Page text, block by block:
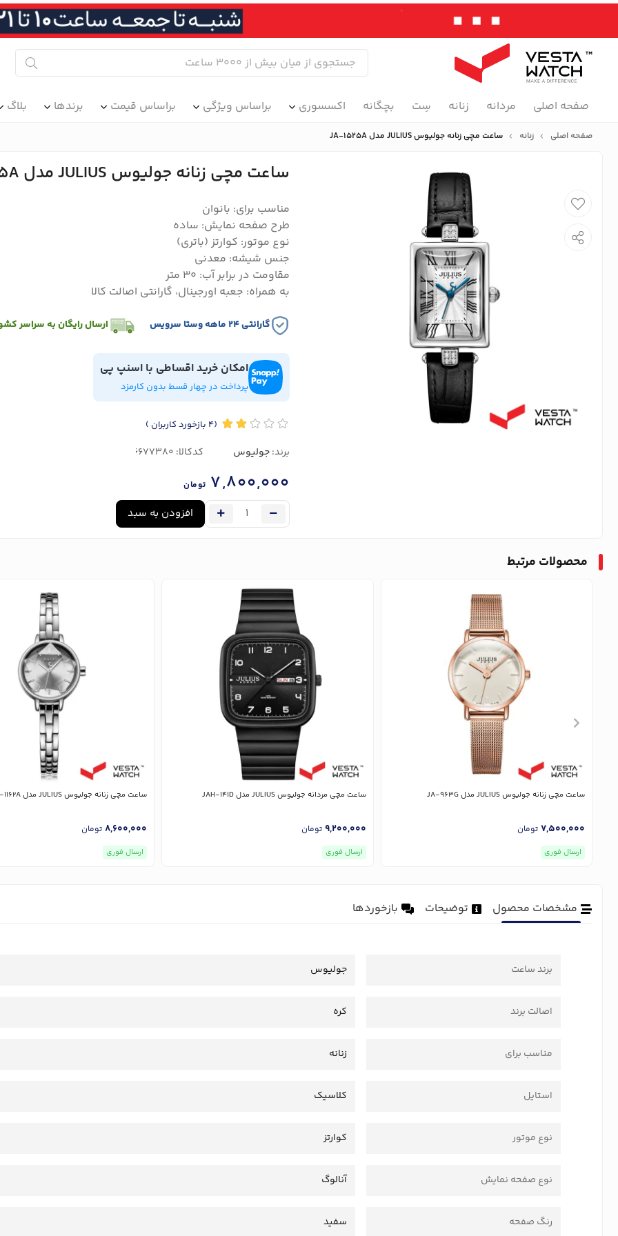
صفحه اصلی مردانه زنانه سِت بچگانه اکسسوری براساس ویژگی براساس قیمت برندها بلاگ
صفحه اصلی زنانه ساعت مچی زنانه جولیوس JULIUS مدل JA-1525A
ساعت مچی زنانه جولیوس JULIUS مدل JA-1525A
مناسب برای: بانوان
طرح صفحه نمایش: ساده
نوع موتور: کوارتز (باتری)
جنس شیشه: معدنی
مقاومت در برابر آب: ۳۰ متر
به همراه: جعبه اورجینال، گارانتی اصالت کالا
گارانتی ۲۴ ماهه وستا سرویس ارسال رایگان به سراسر
امکان خرید اقساطی با اسنپ پی
پرداخت در چهار قسط بدون کارمزد
(4 بازخورد کاربران )
برند:جولیوس کدکالا:
7,800,000 تومان
افزودن به سبد
محصولات مرتبط
ساعت مچی زنانه جولیوس JULIUS مدل JA-963G
7,500,000 تومان
ارسال فوری
ساعت مچی مردانه جولیوس JULIUS مدل JAH-141D
9,200,000 تومان
ارسال فوری
ساعت مچی زنانه جولیوس JULIUS مدل JA-1162A
8,600,000 تومان
ارسال فوری
مشخصات محصول توضیحات بازخوردها
برند ساعت جولیوس
اصالت برند کره
مناسب برای زنانه
استایل کلاسیک
نوع موتور کوارتز
نوع صفحه نمایش آنالوگ
رنگ صفحه سفید